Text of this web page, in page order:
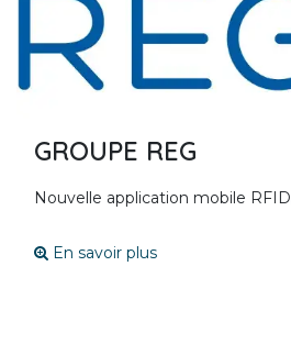
GROUPE REG
Nouvelle application mobile RFID
En savoir plus